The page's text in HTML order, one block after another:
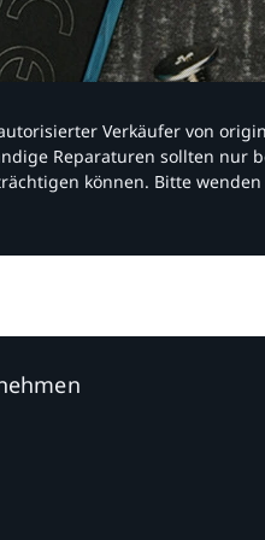
Verkäufer von
Reparaturen sollten
können. Bitte wenden